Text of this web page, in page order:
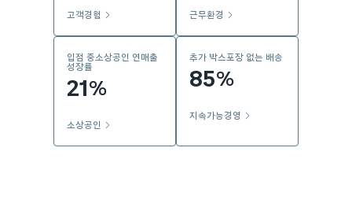
고객경험 근무환경
입점 중소상공인 연매출
성장률
21 %
소상공인
추가 박스포장 없는 배송
85%
지속가능경영